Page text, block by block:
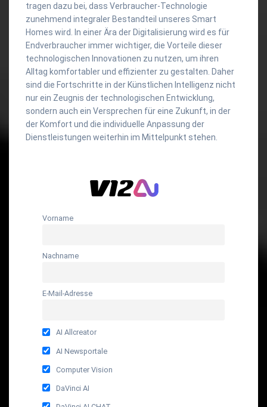
tragen dazu bei, dass Verbraucher-Technologie
zunehmend integraler Bestandteil unseres Smart
Homes wird. In einer Ära der Digitalisierung wird es für
Endverbraucher immer wichtiger, die Vorteile dieser
technologischen Innovationen zu nutzen, um ihren
Alltag komfortabler und effizienter zu gestalten. Daher
sind die Fortschritte in der Künstlichen Intelligenz nicht
nur ein Zeugnis der technologischen Entwicklung,
sondern auch ein Versprechen für eine Zukunft, in der
der Komfort und die individuelle Anpassung der
Dienstleistungen weiterhin im Mittelpunkt stehen.
Vorname
Nachname
E-Mail-Adresse
AI Allcreator
AI Newsportale
Computer Vision
DaVinci AI